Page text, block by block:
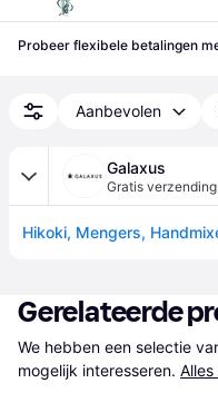
Probeer flexibele betalingen
Aanbevolen
Galaxus
Gratis verzending
Gerelateerde
We hebben een selectie
mogelijk interesseren.